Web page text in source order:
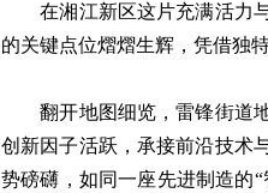
在湘江新区这片充满活力与
的关键点位熠熠生辉，凭借独
翻开地图细览，雷锋街道地
创新因子活跃，承接前沿技术
势磅礴，如同一座先进制造的